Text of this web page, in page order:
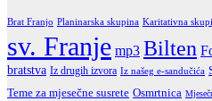
Brat Franjo Planinarska skupina Karitativna
sv. Franje mp3 Bilten
bratstva Iz drugih izvora Iz našeg e-sandučića
Teme za mjesečne susrete Osmrtnica